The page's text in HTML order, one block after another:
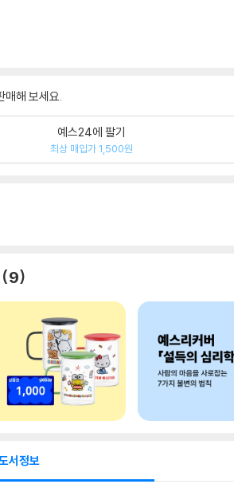
매해 보세요.
예스24에 팔기
최상 매입가 1,500원
9
서정보